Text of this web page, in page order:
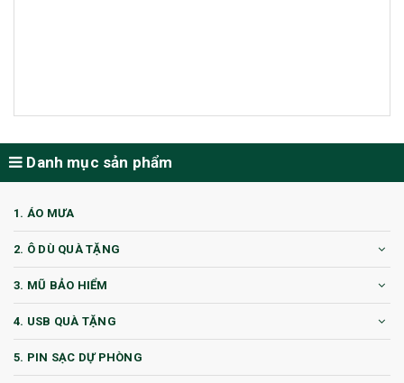
Danh mục sản phẩm
1. ÁO MƯA
2. Ô DÙ QUÀ TẶNG
3. MŨ BẢO HIỂM
4. USB QUÀ TẶNG
5. PIN SẠC DỰ PHÒNG